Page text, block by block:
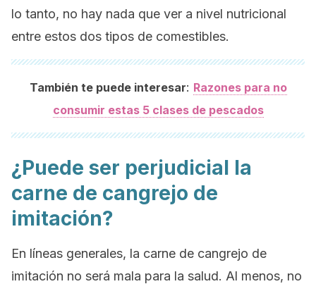
lo tanto, no hay nada que ver a nivel nutricional
entre estos dos tipos de comestibles.
También te puede interesar: Razones para no
consumir estas 5 clases de pescados
¿Puede ser perjudicial la
carne de cangrejo de
imitación?
En líneas generales, la carne de cangrejo de
imitación no será mala para la salud. Al menos, no